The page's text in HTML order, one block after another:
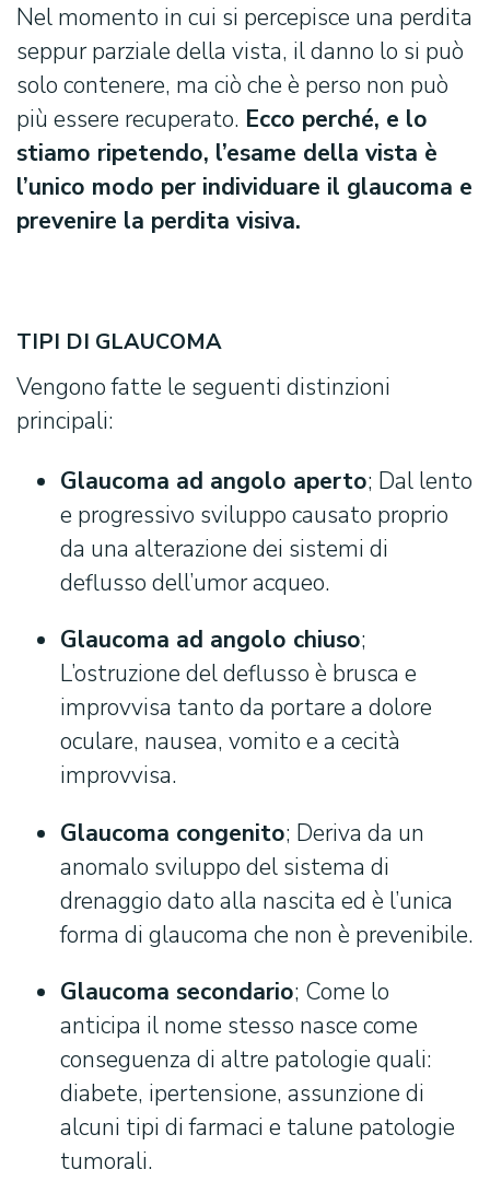
Nel momento in cui si percepisce una perdita
seppur parziale della vista, il danno lo si può
solo contenere, ma ciò che è perso non può
più essere recuperato. Ecco perché, e lo
stiamo ripetendo, l’esame della vista è
l’unico modo per individuare il glaucoma e
prevenire la perdita visiva.
TIPI DI GLAUCOMA
Vengono fatte le seguenti distinzioni
principali:
Glaucoma ad angolo aperto; Dal lento
e progressivo sviluppo causato proprio
da una alterazione dei sistemi di
deflusso dell’umor acqueo.
Glaucoma ad angolo chiuso;
L’ostruzione del deflusso è brusca e
improvvisa tanto da portare a dolore
oculare, nausea, vomito e a cecità
improvvisa.
Glaucoma congenito; Deriva da un
anomalo sviluppo del sistema di
drenaggio dato alla nascita ed è l’unica
forma di glaucoma che non è prevenibile.
Glaucoma secondario; Come lo
anticipa il nome stesso nasce come
conseguenza di altre patologie quali:
diabete, ipertensione, assunzione di
alcuni tipi di farmaci e talune patologie
tumorali.